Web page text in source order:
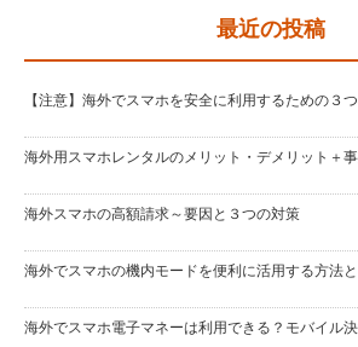
最近の投稿
【注意】海外でスマホを安全に利用するための３
海外用スマホレンタルのメリット・デメリット＋
海外スマホの高額請求～要因と３つの対策
海外でスマホの機内モードを便利に活用する方法
海外でスマホ電子マネーは利用できる？モバイル